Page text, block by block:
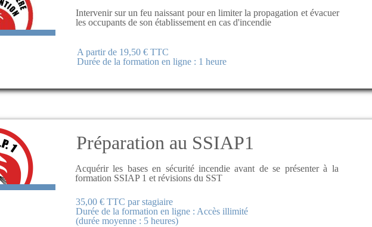
A partir de 19,50 € TTC
Durée de la formation en ligne : 1 heure
Intervenir sur un feu naissant pour en limiter la propagation et évacuer
les occupants de son établissement en cas d'incendie
Préparation au SSIAP1
Acquérir les bases en sécurité incendie avant de se présenter à la
formation SSIAP 1 et révisions du SST
35,00 € TTC par stagiaire
Durée de la formation en ligne : Accès illimité
(durée moyenne : 5 heures)